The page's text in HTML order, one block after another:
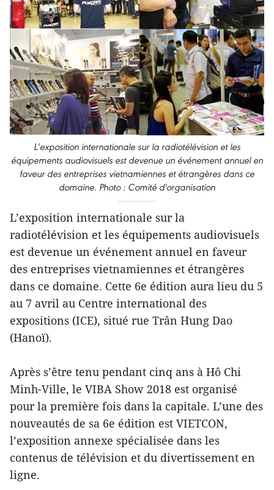
L’exposition internationale sur la radiotélévision et les
équipements audiovisuels est devenue un événement annuel en
faveur des entreprises vietnamiennes et étrangères dans ce
domaine. Photo : Comité d'organisation
L’exposition internationale sur la
radiotélévision et les équipements audiovisuels
est devenue un événement annuel en faveur
des entreprises vietnamiennes et étrangères
dans ce domaine. Cette 6e édition aura lieu du 5
au 7 avril au Centre international des
expositions (ICE), situé rue Trân Hung Dao
(Hanoï).
Après s’être tenu pendant cinq ans à Hô Chi
Minh-Ville, le VIBA Show 2018 est organisé
pour la première fois dans la capitale. L’une des
nouveautés de sa 6e édition est VIETCON,
l’exposition annexe spécialisée dans les
contenus de télévision et du divertissement en
ligne.